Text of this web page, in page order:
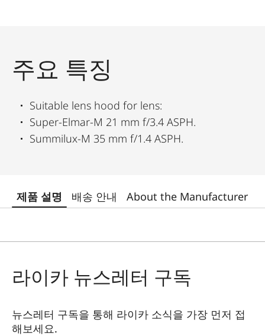
주요 특징
Suitable lens hood for lens:
Super-Elmar-M 21 mm f/3.4 ASPH.
Summilux-M 35 mm f/1.4 ASPH.
제품 설명 배송 안내 About the Manufacturer
라이카 뉴스레터 구독
뉴스레터 구독을 통해 라이카 소식을 가장 먼저 접
해보세요.